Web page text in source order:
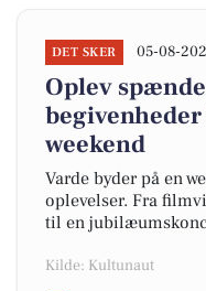
DET SKER 05-08-
Oplev
weekend
Varde byder på en
oplevelser. Fra
til en
Kilde: Kultunaut